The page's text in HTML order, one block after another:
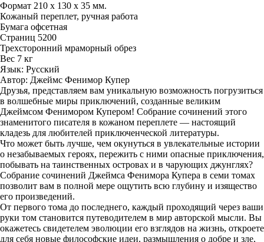
Формат 210 х 130 х 35 мм.
Кожаный переплет, ручная работа
Бумага офсетная
Страниц 5200
Трехсторонний мраморный обрез
Вес 7 кг
Язык: Русский
Автор: Джеймс Фенимор Купер
Друзья, представляем вам уникальную возможность погрузиться
в волшебные миры приключений, созданные великим
Джеймсом Фенимором Купером! Собрание сочинений этого
знаменитого писателя в кожаном переплете — настоящий
кладезь для любителей приключенческой литературы.
Что может быть лучше, чем окунуться в увлекательные истории
о незабываемых героях, пережить с ними опасные приключения,
побывать на таинственных островах и в чарующих джунглях?
Собрание сочинений Джеймса Фенимора Купера в семи томах
позволит вам в полной мере ощутить всю глубину и изящество
его произведений.
От первого тома до последнего, каждый проходящий через ваши
руки том становится путеводителем в мир авторской мысли. Вы
окажетесь свидетелем эволюции его взглядов на жизнь, откроете
для себя новые философские идеи, размышления о добре и зле,